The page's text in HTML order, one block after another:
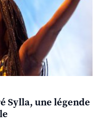
Sylla, une légende